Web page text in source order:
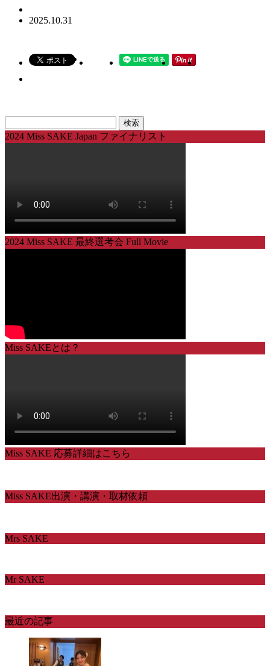
2025.10.31
索:
2024 Miss SAKE Japan ファイナリスト
2024 Miss SAKE 最終選考会 Full Movie
Miss SAKEとは？
Miss SAKE 応募詳細はこちら
Miss SAKE出演・講演・取材依頼
Mrs SAKE
Mr SAKE
最近の記事